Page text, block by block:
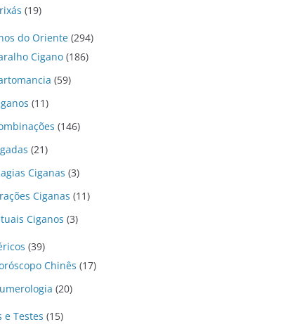
(19)
do Oriente (294)
Cigano (186)
(59)
(11)
(146)
(21)
Ciganas (3)
Ciganas (11)
Ciganos (3)
(39)
Chinês (17)
(20)
e Testes (15)